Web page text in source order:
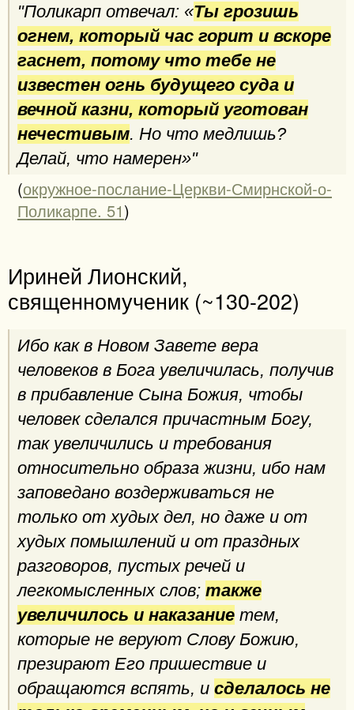
"Поликарп отвечал: «Ты грозишь
огнем, который час горит и вскоре
гаснет, потому что тебе не
известен огнь будущего суда и
вечной казни, который уготован
нечестивым. Но что медлишь?
Делай, что намерен»"
(окружное-послание-Церкви-Смирнской-о-
Поликарпе. 51)
Ириней Лионский,
священномученик (~130-202)
Ибо как в Новом Завете вера
человеков в Бога увеличилась, получив
в прибавление Сына Божия, чтобы
человек сделался причастным Богу,
так увеличились и требования
относительно образа жизни, ибо нам
заповедано воздерживаться не
только от худых дел, но даже и от
худых помышлений и от праздных
разговоров, пустых речей и
легкомысленных слов; также
увеличилось и наказание тем,
которые не веруют Слову Божию,
презирают Его пришествие и
обращаются вспять, и сделалось не